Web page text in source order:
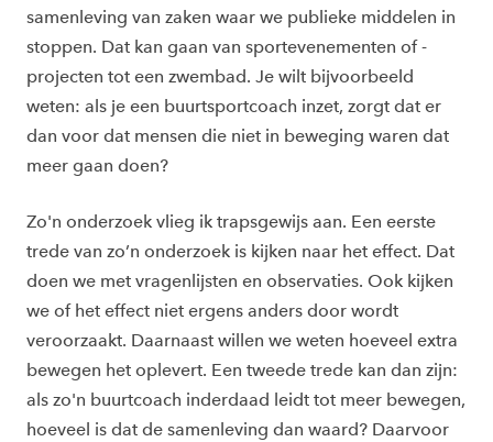
samenleving van zaken waar we publieke middelen in
stoppen. Dat kan gaan van sportevenementen of -
projecten tot een zwembad. Je wilt bijvoorbeeld
weten: als je een buurtsportcoach inzet, zorgt dat er
dan voor dat mensen die niet in beweging waren dat
meer gaan doen?
Zo'n onderzoek vlieg ik trapsgewijs aan. Een eerste
trede van zo’n onderzoek is kijken naar het effect. Dat
doen we met vragenlijsten en observaties. Ook kijken
we of het effect niet ergens anders door wordt
veroorzaakt. Daarnaast willen we weten hoeveel extra
bewegen het oplevert. Een tweede trede kan dan zijn:
als zo'n buurtcoach inderdaad leidt tot meer bewegen,
hoeveel is dat de samenleving dan waard? Daarvoor